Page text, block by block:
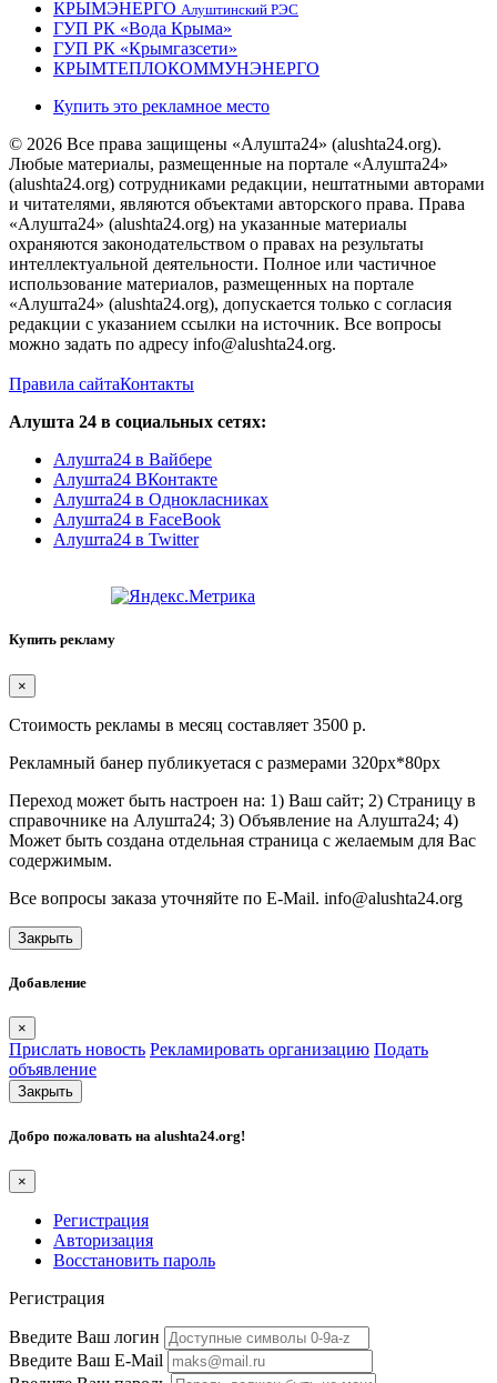
КРЫМЭНЕРГО Алуштинский РЭС
ГУП РК «Вода Крыма»
ГУП РК «Крымгазсети»
КРЫМТЕПЛОКОММУНЭНЕРГО
Купить это рекламное место
© 2026 Все права защищены «Алушта24» (alushta24.org).
Любые материалы, размещенные на портале «Алушта24»
(alushta24.org) сотрудниками редакции, нештатными авторами
и читателями, являются объектами авторского права. Права
«Алушта24» (alushta24.org) на указанные материалы
охраняются законодательством о правах на результаты
интеллектуальной деятельности. Полное или частичное
использование материалов, размещенных на портале
«Алушта24» (alushta24.org), допускается только с согласия
редакции с указанием ссылки на источник. Все вопросы
можно задать по адресу info@alushta24.org.
Правила сайтаКонтакты
Алушта 24 в социальных сетях:
Алушта24 в Вайбере
Алушта24 ВКонтакте
Алушта24 в Однокласниках
Алушта24 в FaceBook
Алушта24 в Twitter
Купить рекламу
×
Стоимость рекламы в месяц составляет 3500 р.
Рекламный банер публикуетася с размерами 320px*80px
Переход может быть настроен на: 1) Ваш сайт; 2) Страницу в
справочнике на Алушта24; 3) Объявление на Алушта24; 4)
Может быть создана отдельная страница с желаемым для Вас
содержимым.
Все вопросы заказа уточняйте по E-Mail. info@alushta24.org
Закрыть
Добавление
×
Прислать новость Рекламировать организацию Подать
объявление
Закрыть
Добро пожаловать на alushta24.org!
×
Регистрация
Авторизация
Восстановить пароль
Регистрация
Введите Ваш логин
Введите Ваш E-Mail